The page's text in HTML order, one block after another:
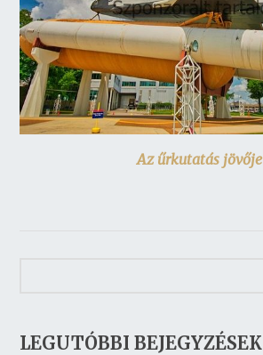
Az űrkutatás jövője
LEGUTÓBBI BEJEGYZÉSEK